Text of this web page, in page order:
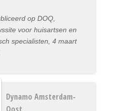
op DOQ,
voor huisartsen en
specialisten, 4 maart
Dynamo Amsterdam-